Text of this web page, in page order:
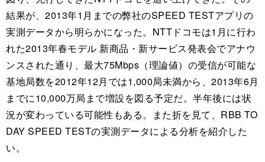
結果が、2013年1月までの弊社のSPEED TESTアプリの
実測データから明らかになった。NTTドコモは1月に行わ
れた2013年春モデル 新商品・新サービス発表会でアナウ
ンスされた通り、最大75Mbps（理論値）の受信が可能な
基地局数を2012年12月では1,000局未満から、2013年6月
までに10,000万局まで増設を図る予定だ。半年後には状
況が変わっている可能性もある。また折を見て、RBB TO
DAY SPEED TESTの実測データによる分析を紹介した
い。